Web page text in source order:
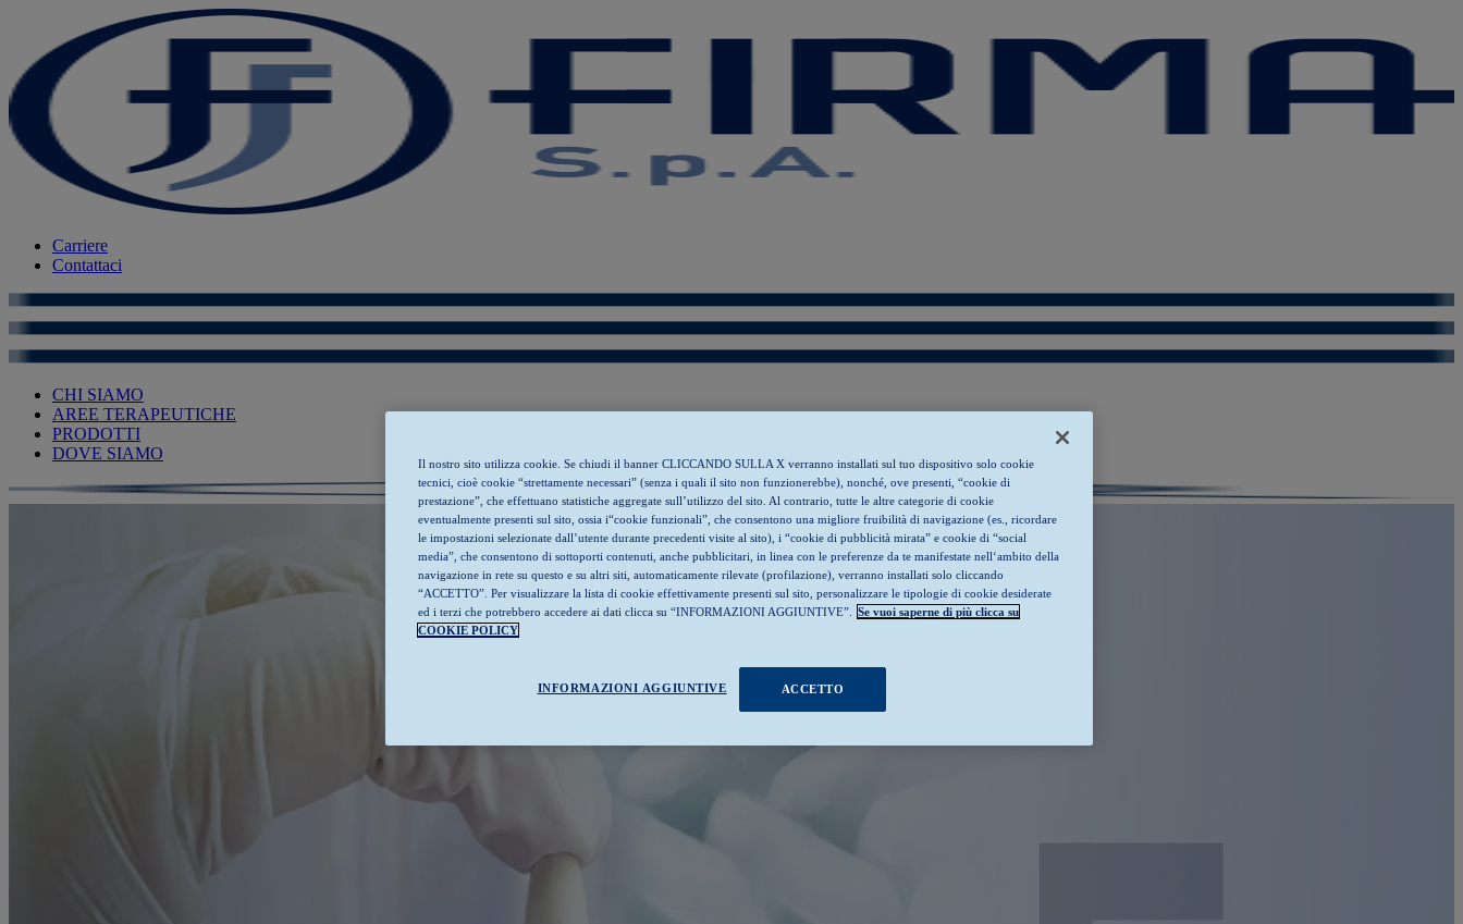
Carriere
Contattaci
CHI SIAMO
AREE TERAPEUTICHE
PRODOTTI
DOVE SIAMO
Il nostro sito utilizza cookie. Se chiudi il banner CLICCANDO SULLA X verranno installati sul tuo dispositivo solo cookie
tecnici, cioè cookie “strettamente necessari” (senza i quali il sito non funzionerebbe), nonché, ove presenti, “cookie di
prestazione”, che effettuano statistiche aggregate sull’utilizzo del sito. Al contrario, tutte le altre categorie di cookie
eventualmente presenti sul sito, ossia i“cookie funzionali”, che consentono una migliore fruibilità di navigazione (es., ricordare
le impostazioni selezionate dall’utente durante precedenti visite al sito), i “cookie di pubblicità mirata” e cookie di “social
media”, che consentono di sottoporti contenuti, anche pubblicitari, in linea con le preferenze da te manifestate nell‘ambito della
navigazione in rete su questo e su altri siti, automaticamente rilevate (profilazione), verranno installati solo cliccando
“ACCETTO”. Per visualizzare la lista di cookie effettivamente presenti sul sito, personalizzare le tipologie di cookie desiderate
ed i terzi che potrebbero accedere ai dati clicca su “INFORMAZIONI AGGIUNTIVE”.
Se vuoi saperne di più clicca su
COOKIE POLICY
INFORMAZIONI AGGIUNTIVE ACCETTO